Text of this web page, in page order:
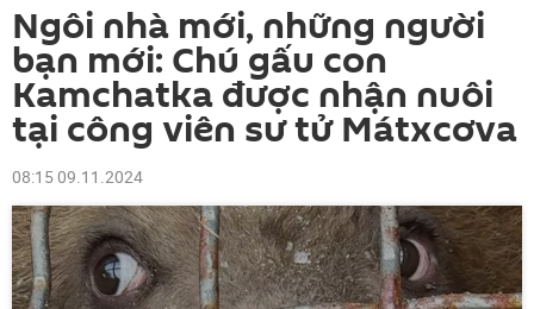
Ngôi nhà mới, những người
bạn mới: Chú gấu con
Kamchatka được nhận nuôi
tại công viên sư tử Mátxcơva
08:15 09.11.2024